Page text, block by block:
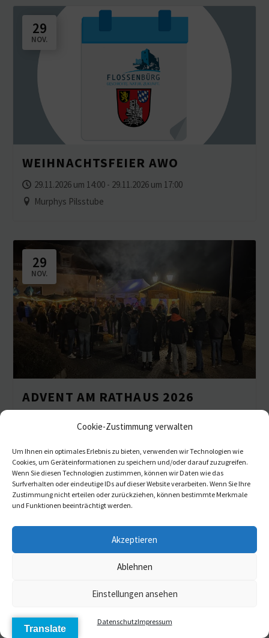
Cookie-Zustimmung verwalten
Um Ihnen ein optimales Erlebnis zu bieten, verwenden wir Technologien wie
Cookies, um Geräteinformationen zu speichern und/oder darauf zuzugreifen.
Wenn Sie diesen Technologien zustimmen, können wir Daten wie das
Surfverhalten oder eindeutige IDs auf dieser Website verarbeiten. Wenn Sie Ihre
Zustimmung nicht erteilen oder zurückziehen, können bestimmte Merkmale
und Funktionen beeinträchtigt werden.
Akzeptieren
Ablehnen
Einstellungen ansehen
Daten­schutzImpressum
29
NOV.
WEIHNACHTS­FEIER AWO
29.11.2026 um 14:00 - 29.11.2026 um 17:00
Murphys Pilsstube
29
NOV.
ADVENT AM RATHAUS 2026
03
DEZ.
GEMEIN­DE­RATS­SITZUNG
Translate